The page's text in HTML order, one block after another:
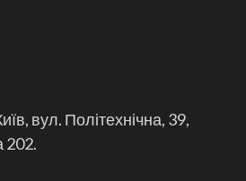
вул. Політехнічна, 39,
202.